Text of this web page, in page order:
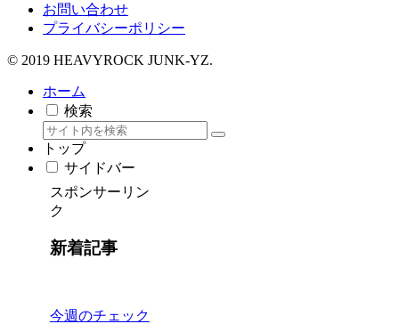
お問い合わせ
プライバシーポリシー
© 2019 HEAVYROCK JUNK-YZ.
ホーム
検索
トップ
サイドバー
スポンサーリン
ク
新着記事
今週のチェック